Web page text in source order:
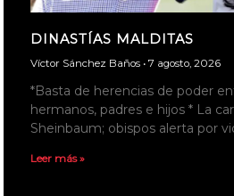
DINASTÍAS MALDITAS
Víctor Sánchez Baños 7 agosto, 2026
*Basta de herencias de poder
hermanos, padres e hijos * La
Sheinbaum; obispos alerta por
Leer más »